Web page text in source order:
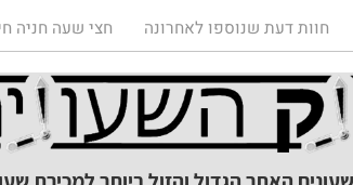
דעת שנוספו לאחרונה חצי שעה חניה חינם